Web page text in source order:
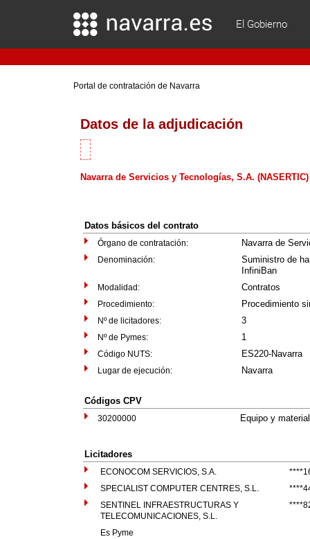
El Gobierno
Portal de contratación de Navarra
Datos de la adjudicación
Navarra de Servicios y Tecnologías, S.A. (NASERTIC)
Datos básicos del contrato
Órgano de contratación: Navarra de
Denominación:
Suministro de
InfiniBan
Modalidad: Contratos
Procedimiento: Procedimiento
Nº de licitadores: 3
Nº de Pymes: 1
Código NUTS: ES220-Navarra
Lugar de ejecución: Navarra
Códigos CPV
30200000 Equipo y
Licitadores
ECONOCOM SERVICIOS, S.A.
SPECIALIST COMPUTER CENTRES, S.L.
SENTINEL INFRAESTRUCTURAS Y
TELECOMUNICACIONES, S.L.
Es Pyme